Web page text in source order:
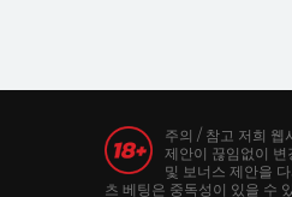
주의 / 참고 저희 웹
제안이 끊임없이
및 보너스 제안을
츠 베팅은 중독성이 있을 수